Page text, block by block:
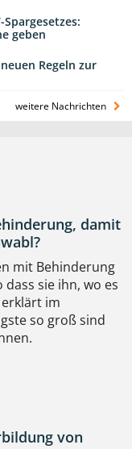
geben
Regeln zur
weitere Nachrichten
damit
mit Behinderung
sie ihn, wo es
erklärt im
so groß sind
von